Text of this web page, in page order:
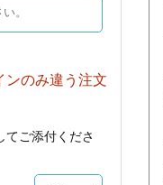
のみ違う注文
ご添付くださ